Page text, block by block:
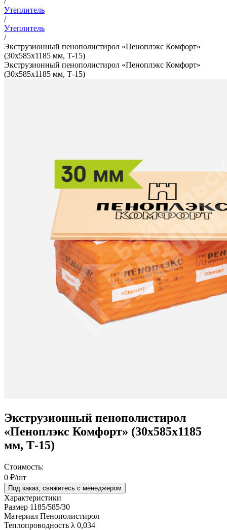
Утеплитель
/
Утеплитель
/
Экструзионный пенополистирол «Пеноплэкс Комфорт»
(30х585х1185 мм, Т-15)
Экструзионный пенополистирол «Пеноплэкс Комфорт»
(30х585х1185 мм, Т-15)
Экструзионный пенополистирол
«Пеноплэкс Комфорт» (30х585х1185
мм, Т-15)
Стоимость:
0 ₽/шт
Под заказ, свяжитесь с менеджером
Характеристики
Размер 1185/585/30
Материал Пенополистирол
Теплопроводность λ 0,034